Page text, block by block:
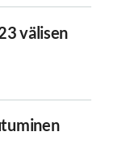
välisen